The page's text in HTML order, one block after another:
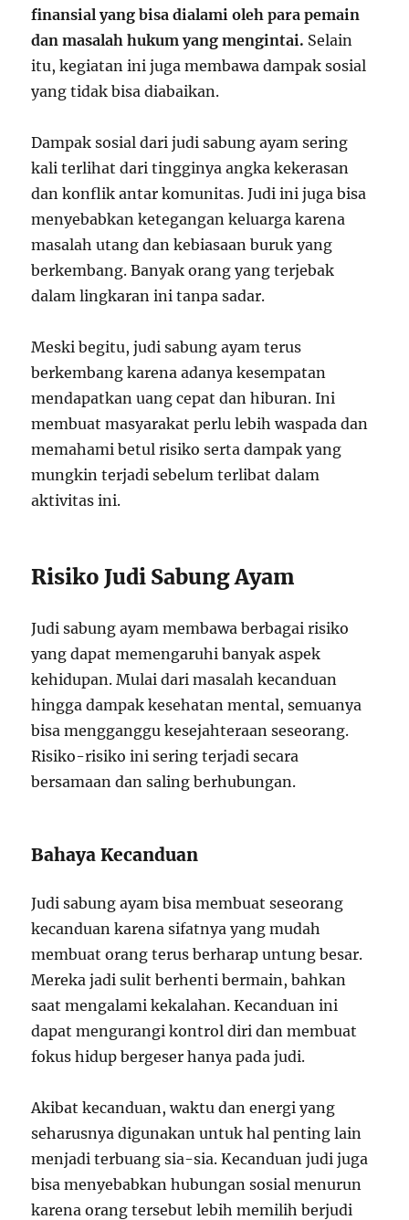
finansial yang bisa dialami oleh para pemain
dan masalah hukum yang mengintai. Selain
itu, kegiatan ini juga membawa dampak sosial
yang tidak bisa diabaikan.
Dampak sosial dari judi sabung ayam sering
kali terlihat dari tingginya angka kekerasan
dan konflik antar komunitas. Judi ini juga bisa
menyebabkan ketegangan keluarga karena
masalah utang dan kebiasaan buruk yang
berkembang. Banyak orang yang terjebak
dalam lingkaran ini tanpa sadar.
Meski begitu, judi sabung ayam terus
berkembang karena adanya kesempatan
mendapatkan uang cepat dan hiburan. Ini
membuat masyarakat perlu lebih waspada dan
memahami betul risiko serta dampak yang
mungkin terjadi sebelum terlibat dalam
aktivitas ini.
Risiko Judi Sabung Ayam
Judi sabung ayam membawa berbagai risiko
yang dapat memengaruhi banyak aspek
kehidupan. Mulai dari masalah kecanduan
hingga dampak kesehatan mental, semuanya
bisa mengganggu kesejahteraan seseorang.
Risiko-risiko ini sering terjadi secara
bersamaan dan saling berhubungan.
Bahaya Kecanduan
Judi sabung ayam bisa membuat seseorang
kecanduan karena sifatnya yang mudah
membuat orang terus berharap untung besar.
Mereka jadi sulit berhenti bermain, bahkan
saat mengalami kekalahan. Kecanduan ini
dapat mengurangi kontrol diri dan membuat
fokus hidup bergeser hanya pada judi.
Akibat kecanduan, waktu dan energi yang
seharusnya digunakan untuk hal penting lain
menjadi terbuang sia-sia. Kecanduan judi juga
bisa menyebabkan hubungan sosial menurun
karena orang tersebut lebih memilih berjudi